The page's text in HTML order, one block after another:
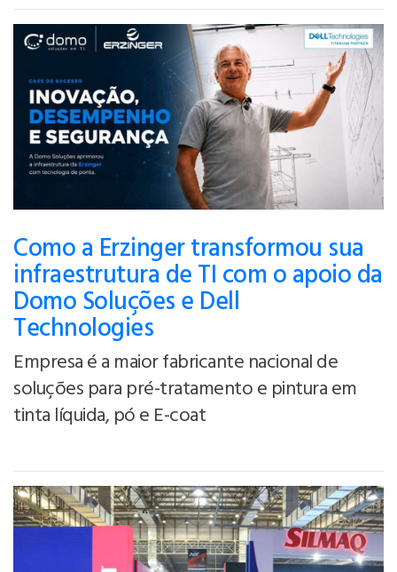
Como a Erzinger transformou sua
infraestrutura de TI com o apoio da
Domo Soluções e Dell
Technologies
Empresa é a maior fabricante nacional de
soluções para pré-tratamento e pintura em
tinta líquida, pó e E-coat